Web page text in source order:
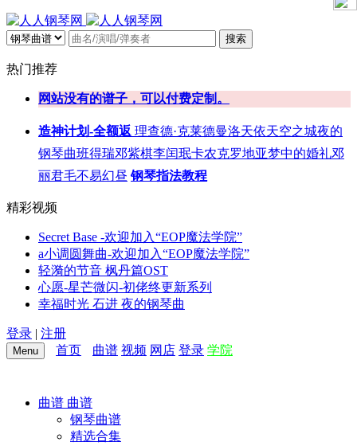
搜索
热门推荐
网站没有的谱子，可以付费定制。
造神计划-全额返 理查德·克莱德曼洛天依天空之城夜的
钢琴曲班得瑞邓紫棋李闰珉卡农克罗地亚梦中的婚礼邓
丽君毛不易幻昼 钢琴指法教程
精彩视频
Secret Base -欢迎加入“EOP魔法学院”
a小调圆舞曲-欢迎加入“EOP魔法学院”
轻漪的节音 枫丹篇OST
心愿-星芒微闪-初佬终更新系列
幸福时光 石进 夜的钢琴曲
登录 | 注册
Menu 首页 曲谱 视频 网店 登录 学院
曲谱 曲谱
钢琴曲谱
精选合集